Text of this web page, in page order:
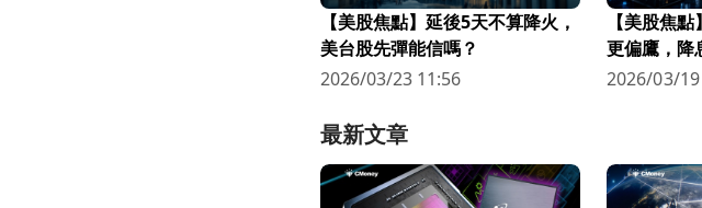
【美股焦點】延後5天不算降火，
美台股先彈能信嗎？
2026/03/23 11:56
【美股焦
更偏鷹，降
來越怕？
2026/03/
最新文章